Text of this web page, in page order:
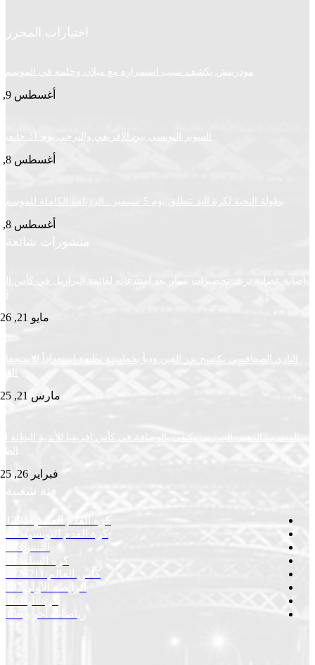
اختيارات المحرر
مودريتش يكشف سبب استمراره مع ميلان وحلمه في الموسم الجديد
أغسطس 9, 2026
السوبر التونسي بين الإفريقي والترجي يوم 31 جانفي 2027
أغسطس 8, 2026
النخبة لكرة اليد تنطلق يوم 5 سبتمبر.. الرزنامة الكاملة للموسم الجديد
أغسطس 8, 2026
منشورات شائعة
تربك تحضيرات نيمار بعد استدعائه لقائمة البرازيل في كأس العالم
الصفاقسي يكتسح بدر العين ودياً بخماسية نظيفة استعداداً للاستحقاقات
الذهبي البنزرتي يكتفي بالوصافة في كأس إفريقيا للأندية البطلة لكرة
فئة شعبية
كرة القدم العالمية
1294
كرة القدم التونسية
425
كرة السلة 234
كأس العالم 2026
الرابطة الأولى
197
160
رياضات أخرى
146